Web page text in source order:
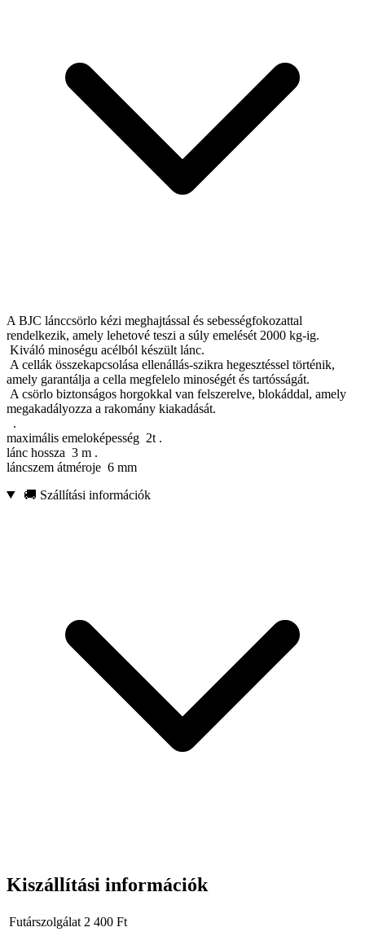
A BJC lánccsörlo kézi meghajtással és sebességfokozattal
rendelkezik, amely lehetové teszi a súly emelését 2000 kg-ig.
Kiváló minoségu acélból készült lánc.
A cellák összekapcsolása ellenállás-szikra hegesztéssel történik,
amely garantálja a cella megfelelo minoségét és tartósságát.
A csörlo biztonságos horgokkal van felszerelve, blokáddal, amely
megakadályozza a rakomány kiakadását.
.
maximális emeloképesség 2t .
lánc hossza 3 m .
láncszem átméroje 6 mm
🚚 Szállítási információk
Kiszállítási információk
Futárszolgálat 2 400 Ft